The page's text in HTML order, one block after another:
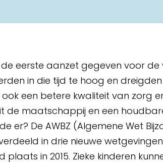
de eerste aanzet gegeven voor
in die tijd te hoog en
een betere kwaliteit van zorg
de maatschappij en een
er? De AWBZ (Algemene Wet
in drie nieuwe
in 2015. Zieke kinderen